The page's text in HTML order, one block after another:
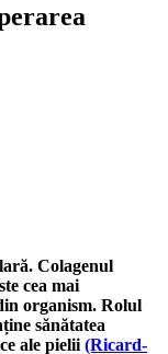
Colagenul
cea mai
organism. Rolul
sănătatea
ale pielii (Ricard-